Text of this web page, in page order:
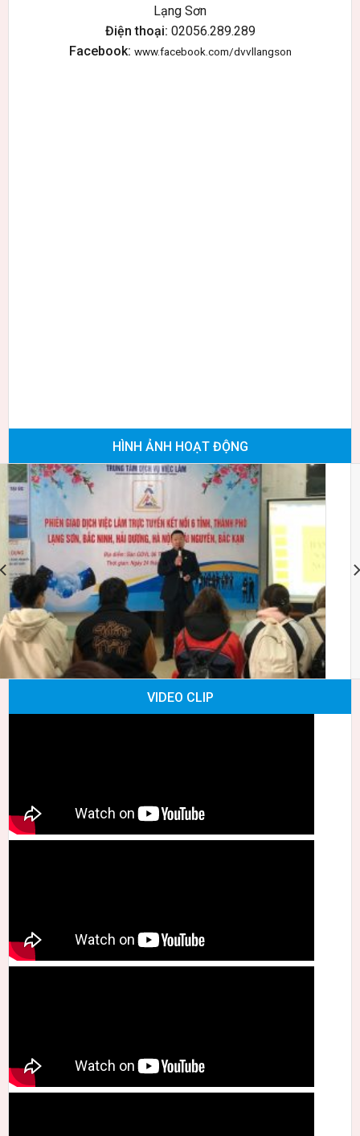
Lạng Sơn
Điện thoại: 02056.289.289
Facebook: www.facebook.com/dvvllangson
HÌNH ẢNH HOẠT ĐỘNG
VIDEO CLIP